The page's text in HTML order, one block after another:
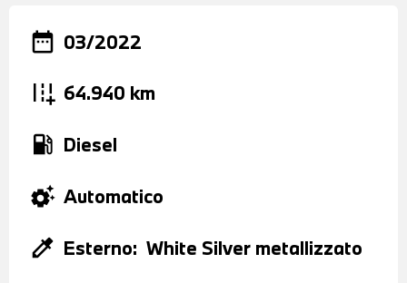
date_range 03/2022
add_road 64.940 km
local_gas_station Diesel
settings_suggest Automatico
colorize Esterno: White Silver metallizzato